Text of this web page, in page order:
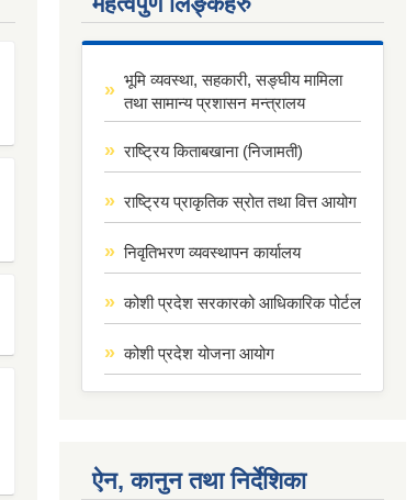
भूमि व्यवस्था, सहकारी, सङ्घीय मामिला
तथा सामान्य प्रशासन मन्त्रालय
राष्ट्रिय किताबखाना (निजामती)
राष्ट्रिय प्राकृतिक स्रोत तथा वित्त आयोग
निवृतिभरण व्यवस्थापन कार्यालय
कोशी प्रदेश सरकारको आधिकारिक पोर्टल
कोशी प्रदेश योजना आयोग
ऐन, कानुन तथा निर्देशिका